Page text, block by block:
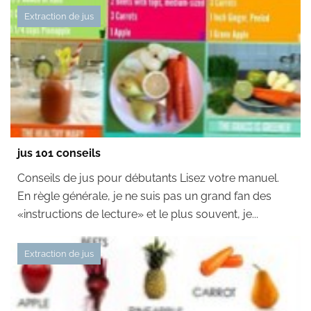
Extraction de jus
jus 101 conseils
Conseils de jus pour débutants Lisez votre manuel.
En règle générale, je ne suis pas un grand fan des
«instructions de lecture» et le plus souvent, je...
Extraction de jus